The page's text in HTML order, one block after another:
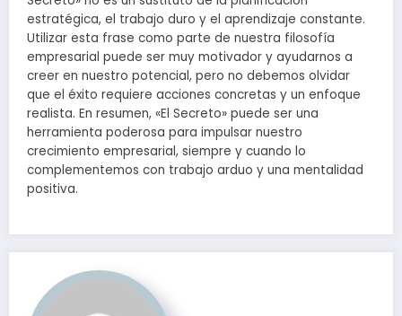
estratégica, el trabajo duro y el aprendizaje constante.
Utilizar esta frase como parte de nuestra filosofía
empresarial puede ser muy motivador y ayudarnos a
creer en nuestro potencial, pero no debemos olvidar
que el éxito requiere acciones concretas y un enfoque
realista. En resumen, «El Secreto» puede ser una
herramienta poderosa para impulsar nuestro
crecimiento empresarial, siempre y cuando lo
complementemos con trabajo arduo y una mentalidad
positiva.